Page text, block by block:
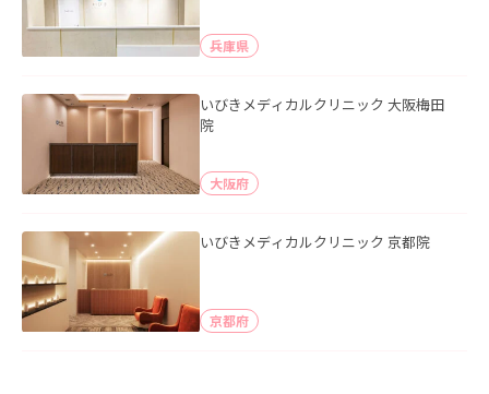
兵庫県
いびきメディカルクリニック 大阪梅田
院
大阪府
いびきメディカルクリニック 京都院
京都府